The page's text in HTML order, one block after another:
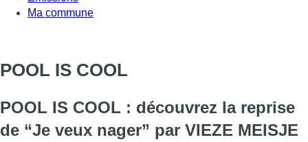
Ma commune
POOL IS COOL
POOL IS COOL : découvrez la reprise
de “Je veux nager” par VIEZE MEISJE